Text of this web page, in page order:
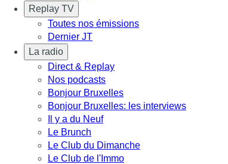
Replay TV
Toutes nos émissions
Dernier JT
La radio
Direct & Replay
Nos podcasts
Bonjour Bruxelles
Bonjour Bruxelles: les interviews
Il y a du Neuf
Le Brunch
Le Club du Dimanche
Le Club de l'Immo